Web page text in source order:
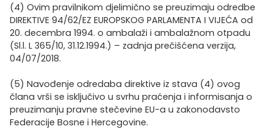
(4) Ovim pravilnikom djelimično se preuzimaju odredbe
DIREKTIVE 94/62/EZ EUROPSKOG PARLAMENTA I VIJEĆA od
20. decembra 1994. o ambalaži i ambalažnom otpadu
(Sl.l. L 365/10, 31.12.1994.) – zadnja prečišćena verzija,
04/07/2018.
(5) Navođenje odredaba direktive iz stava (4) ovog
člana vrši se isključivo u svrhu praćenja i informisanja o
preuzimanju pravne stečevine EU-a u zakonodavsto
Federacije Bosne i Hercegovine.